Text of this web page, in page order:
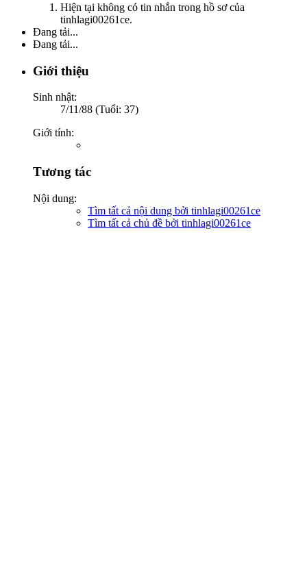
Hiện tại không có tin nhắn trong hồ sơ của
tinhlagi00261ce.
Đang tải...
Đang tải...
Giới thiệu
Sinh nhật:
7/11/88 (Tuổi: 37)
Giới tính:
Tương tác
Nội dung:
Tìm tất cả nội dung bởi tinhlagi00261ce
Tìm tất cả chủ đề bởi tinhlagi00261ce